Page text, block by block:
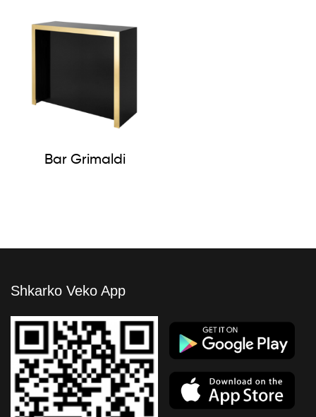
Bar Grimaldi
Shkarko Veko App